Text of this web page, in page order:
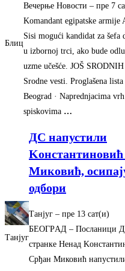
Блиц
Вечерње Новости – ‎пре 7
Komandant egipatske armije
Sisi mogući kandidat za šefa
u izbornoj trci, ako bude
uzme učešće. JOŠ
Srodne vesti. Proglašena
Beograd · Naprednjacima
spiskovima …
Танјуг
ДС напустили
Mиковић,
одбори
Танјуг – ‎пре 13 сат(и)‎
БEOГРAД – Посланици
странке Ненад
Срђан Mиковић